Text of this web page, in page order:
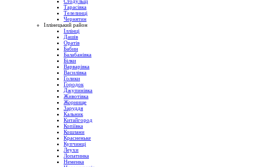
Стодульці
Тарасівка
Телелинці
Чернятин
Іллінецький район
Іллінці
Дашів
Оратів
Бабин
Балабанівка
Білки
Варварівка
Василівка
Голики
Городок
Джупинівка
Животівка
Жорнище
Заруддя
Кальник
Китайгород
Копіївка
Кошлани
Красненьке
Купчинці
Леухи
Лопатинка
Неменка